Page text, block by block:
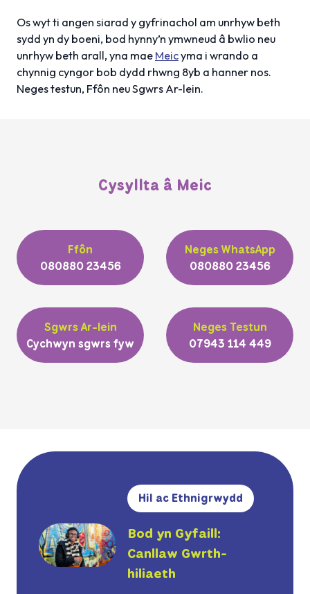
Os wyt ti angen siarad y gyfrinachol am unrhyw beth
sydd yn dy boeni, bod hynny’n ymwneud â bwlio neu
unrhyw beth arall, yna mae Meicyma i wrando a
chynnig cyngor bob dydd rhwng 8yb a hanner nos.
Neges testun, Ffôn neu Sgwrs Ar-lein.
Cysyllta â Meic
Ffôn
080880 23456
Neges WhatsApp
080880 23456
Sgwrs Ar-lein
Cychwyn sgwrs fyw
Neges Testun
07943 114 449
Hil ac Ethnigrwydd
Bod yn Gyfaill:
Canllaw Gwrth-
hiliaeth